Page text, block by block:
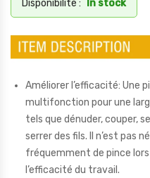
Disponibilité : In stock
Améliorer l’efficacité: Une
multifonction pour une
tels que dénuder, couper,
serrer des fils. Il n’est pas
fréquemment de pince
l’efficacité du travail.